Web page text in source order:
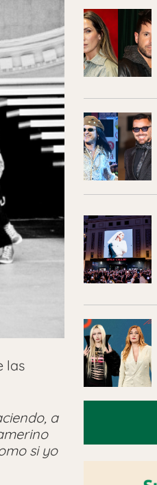
las
a
si yo